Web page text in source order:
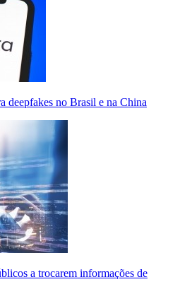
deepfakes no Brasil e na China
a trocarem informações de